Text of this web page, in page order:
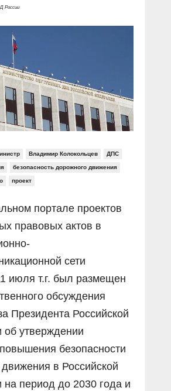
России»
России
Владимир Колокольцев ДПС
безопасность дорожного движения
проект
портале проектов
правовых актов в
сети
июля т.г. был размещен
обсуждения
Президента Российской
утверждении
безопасности
в Российской
период до 2030 года и